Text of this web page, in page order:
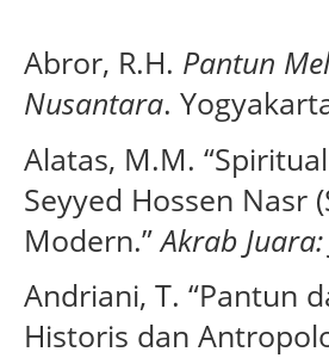
Abror, R.H. Pantun
Nusantara.
Alatas, M.M.
Seyyed Hossen Nasr
Modern.”Akrab
Andriani, T. “Pantun
Historis dan